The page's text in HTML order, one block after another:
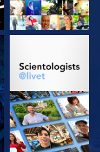
UTFORSKA